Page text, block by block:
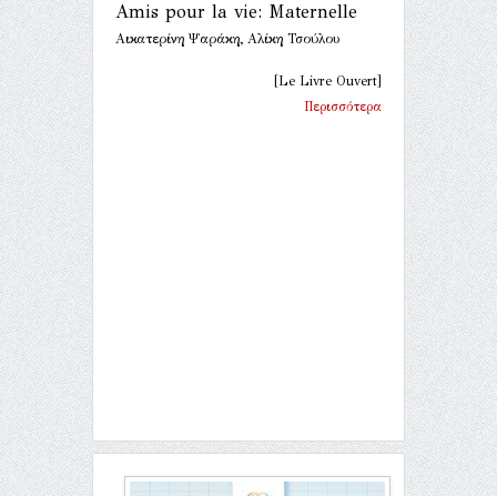
Amis pour la vie: Maternelle
Αικατερίνη Ψαράκη, Αλίκη Τσούλου
[Le Livre Ouvert]
Περισσότερα